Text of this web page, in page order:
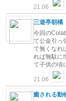
21:06
三遊亭朝橘
今回の
て公金引っ
て無くなれ
れば無駄に
て子供の頃
21:06
癒される動